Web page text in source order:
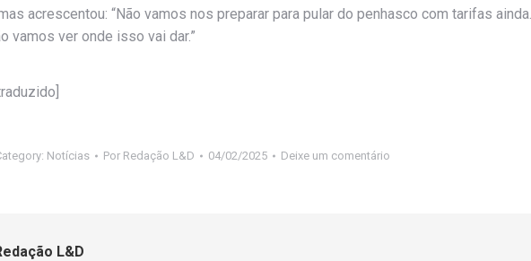
acrescentou: “Não vamos nos preparar para pular do penhasco com tarifas ainda.
vamos ver onde isso vai dar.”
Notícias Por Redação L&D 04/02/2025 Deixe um comentário
L&D